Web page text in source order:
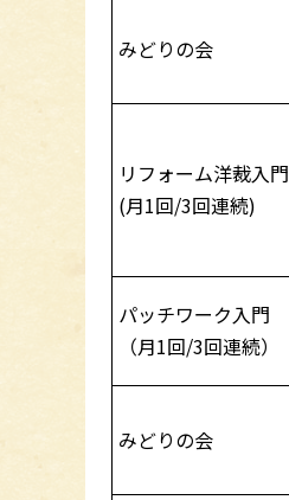
みどりの会
リフォーム洋裁入門
(月1回/3回連続)
パッチワーク入門
（月1回/3回連続）
みどりの会